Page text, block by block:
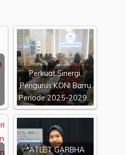
Perkuat Sinergi,
Pengurus KONI Barru
Periode 2025-2029…
*ATLET GARBHA